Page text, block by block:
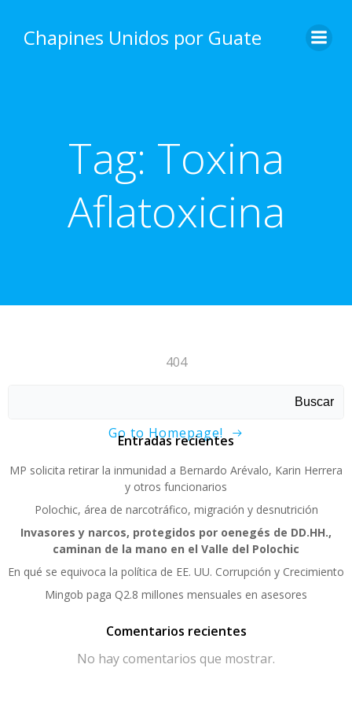
content
Chapines Unidos por Guate
Tag: Toxina
Aflatoxicina
404
Go to Homepage!
Buscar
Entradas recientes
MP solicita retirar la inmunidad a Bernardo Arévalo, Karin Herrera
y otros funcionarios
Polochic, área de narcotráfico, migración y desnutrición
Invasores y narcos, protegidos por oenegés de DD.HH.,
caminan de la mano en el Valle del Polochic
En qué se equivoca la política de EE. UU. Corrupción y Crecimiento
Mingob paga Q2.8 millones mensuales en asesores
Comentarios recientes
No hay comentarios que mostrar.